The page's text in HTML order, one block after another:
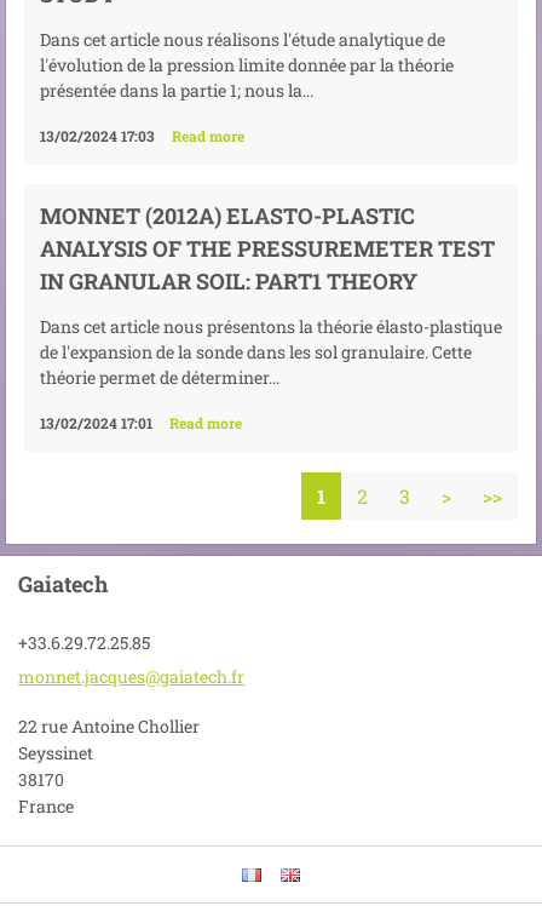
Dans cet article nous réalisons l'étude analytique de
l'évolution de la pression limite donnée par la théorie
présentée dans la partie 1; nous la...
13/02/2024 17:03 Read more
MONNET (2012A) ELASTO-PLASTIC
ANALYSIS OF THE PRESSUREMETER TEST
IN GRANULAR SOIL: PART1 THEORY
Dans cet article nous présentons la théorie élasto-plastique
de l'expansion de la sonde dans les sol granulaire. Cette
théorie permet de déterminer...
13/02/2024 17:01 Read more
1 2 3 > >>
Gaiatech
+33.6.29.72.25.85
monnet.jacques@gaiatech.fr
22 rue Antoine Chollier
Seyssinet
38170
France